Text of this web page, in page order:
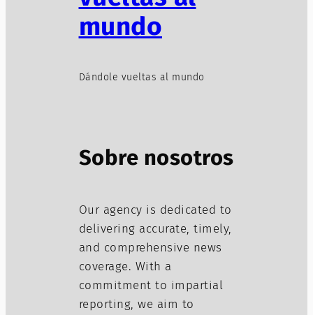
mundo
Dándole vueltas al mundo
Sobre nosotros
Our agency is dedicated to
delivering accurate, timely,
and comprehensive news
coverage. With a
commitment to impartial
reporting, we aim to